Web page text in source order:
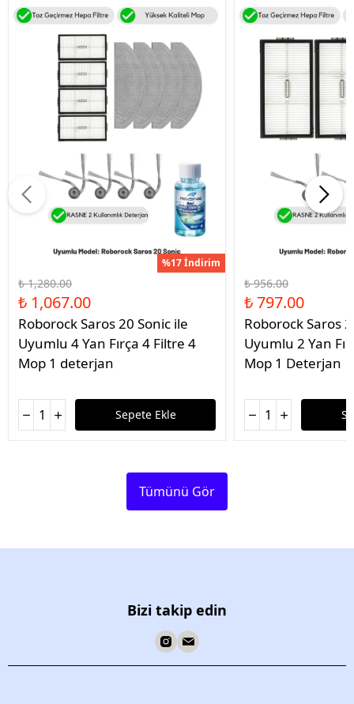
%17 İndirim
₺ 1,280.00
₺ 1,067.00
Roborock Saros 20 Sonic ile
Uyumlu 4 Yan Fırça 4 Filtre 4
Mop 1 deterjan
Sepete Ekle
₺ 956.00
₺ 797.00
Roborock Saros
Uyumlu 2 Yan
Mop 1 Deterjan
Tümünü Gör
Bizi takip edin